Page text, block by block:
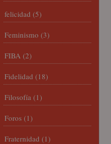
felicidad (5)
Feminismo (3)
FIBA (2)
Fidelidad (18)
Filosofía (1)
Foros (1)
Fraternidad (1)